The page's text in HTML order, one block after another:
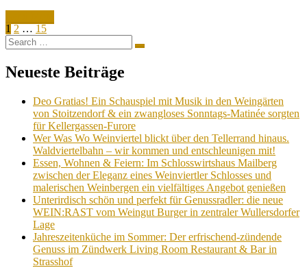
Seitennummerierung
der
Beiträge
Page
1 Page
2 … Page
15Next
Search
for:
Search
Neueste Beiträge
Deo Gratias! Ein Schauspiel mit Musik in den Weingärten
von Stoitzendorf & ein zwangloses Sonntags-Matinée sorgten
für Kellergassen-Furore
Wer Was Wo Weinviertel blickt über den Tellerrand hinaus.
Waldviertelbahn – wir kommen und entschleunigen mit!
Essen, Wohnen & Feiern: Im Schlosswirtshaus Mailberg
zwischen der Eleganz eines Weinviertler Schlosses und
malerischen Weinbergen ein vielfältiges Angebot genießen
Unterirdisch schön und perfekt für Genussradler: die neue
WEIN:RAST vom Weingut Burger in zentraler Wullersdorfer
Lage
Jahreszeitenküche im Sommer: Der erfrischend-zündende
Genuss im Zündwerk Living Room Restaurant & Bar in
Strasshof